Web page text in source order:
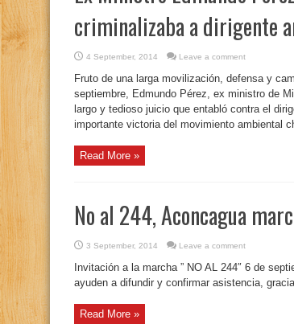
criminalizaba a dirigente
4 September, 2014 Leave a comment
Fruto de una larga movilización, defensa y
septiembre, Edmundo Pérez, ex ministro de
largo y tedioso juicio que entabló contra el
importante victoria del movimiento ambiental
Read More »
No al 244, Aconcagua
3 September, 2014 Leave a comment
Invitación a la marcha ” NO AL 244″ 6 de
ayuden a difundir y confirmar asistencia,
Read More »